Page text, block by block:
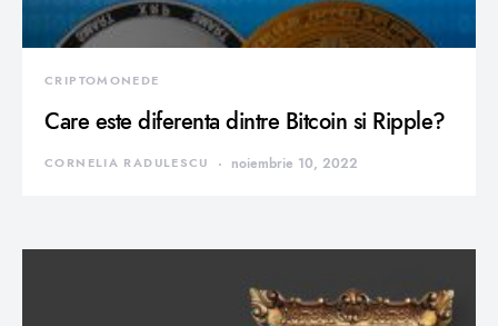
CRIPTOMONEDE
Care este diferenta dintre Bitcoin si Ripple?
CORNELIA RADULESCU noiembrie 10, 2022